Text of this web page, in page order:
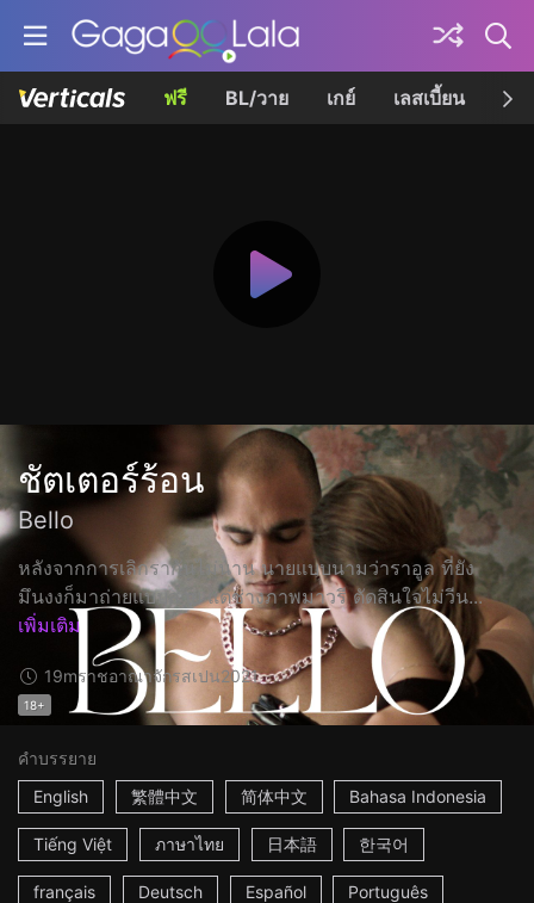
ฟรี BL/วาย เกย์ เลสเบี้ยน เค
ชัตเตอร์ร้อน
Bello
หลังจากการเลิกรากันไม่นาน นายแบบนามว่าราอูล ที่ยัง
มึนงงก็มาถ่ายแบบสาย แต่ช่างภาพมาวรี ตัดสินใจไม่วีน...
เพิ่มเติม
19mราชอาณาจักรสเปน2021
18+
คำบรรยาย
English
繁體中文 简体中文 Bahasa Indonesia
Tiếng Việt ภาษาไทย 日本語 한국어
français Deutsch Español Português